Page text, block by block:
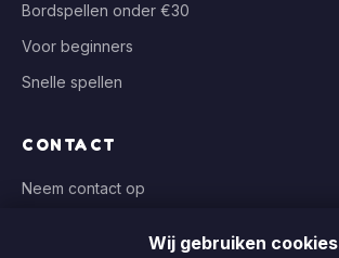
Bordspellen onder €30
Voor beginners
Snelle spellen
CONTACT
Neem contact op
Wij gebruiken cookies